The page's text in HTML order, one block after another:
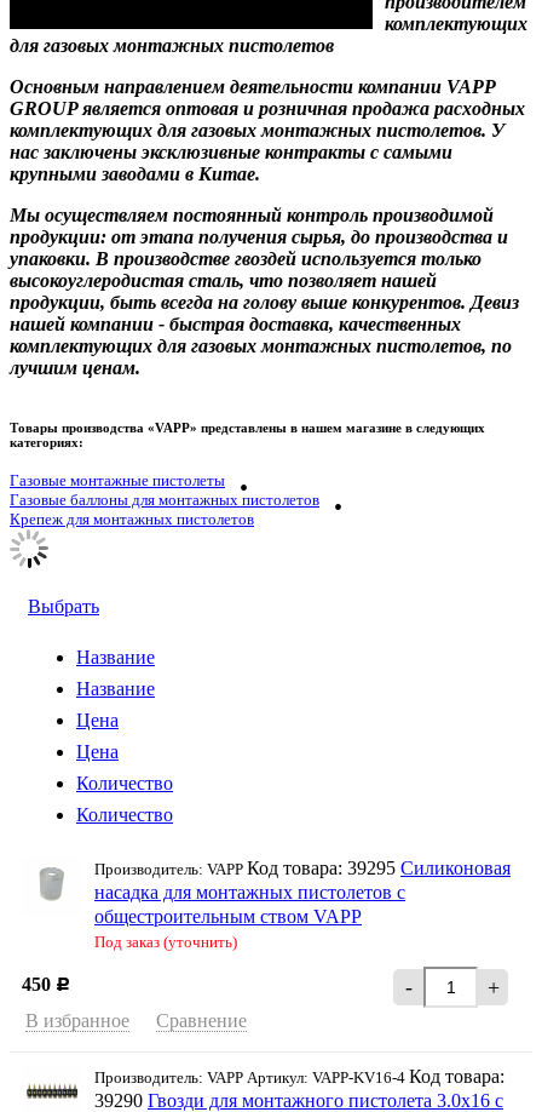
комплектующих
для газовых монтажных пистолетов
Основным направлением деятельности компании VAPP
GROUP является оптовая и розничная продажа расходных
комплектующих для газовых монтажных пистолетов. У
нас заключены эксклюзивные контракты с самыми
крупными заводами в Китае.
Мы осуществляем постоянный контроль производимой
продукции: от этапа получения сырья, до производства и
упаковки. В производстве гвоздей используется только
высокоуглеродистая сталь, что позволяет нашей
продукции, быть всегда на голову выше конкурентов. Девиз
нашей компании - быстрая доставка, качественных
комплектующих для газовых монтажных пистолетов, по
лучшим ценам.
Товары производства «VAPP» представлены в нашем магазине в следующих
категориях:
Газовые монтажные пистолеты
Газовые баллоны для монтажных пистолетов
Крепеж для монтажных пистолетов
Выбрать
Название
Название
Цена
Цена
Количество
Количество
Производитель: VAPP Код товара: 39295 Силиконовая
насадка для монтажных пистолетов с
общестроительным ством VAPP
Под заказ (уточнить)
450 Р - +
В избранное Сравнение
Производитель: VAPP Артикул: VAPP-KV16-4 Код товара:
39290 Гвозди для монтажного пистолета 3.0х16 с